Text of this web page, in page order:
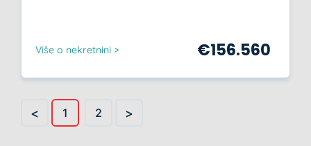
Više o nekretnini > €156.560
< 1 2 >